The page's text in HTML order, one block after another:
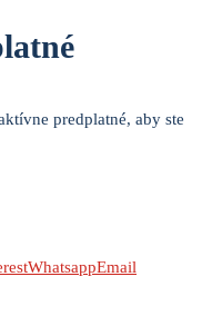
predplatné, aby ste
WhatsappEmail